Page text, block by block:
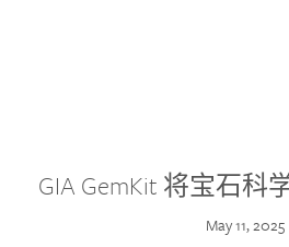
GIA GemKit 将宝石科
May 11, 2025